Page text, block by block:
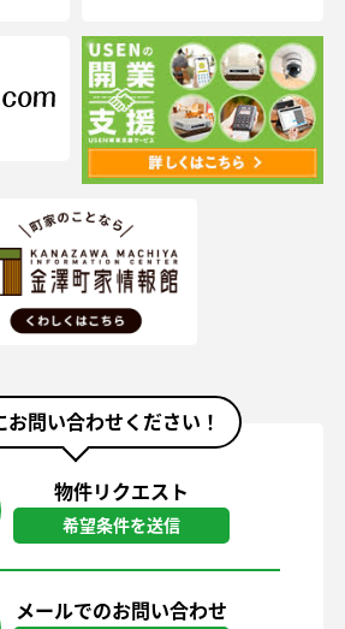
お問い合わせください！
物件リクエスト
希望条件を送信
メールでのお問い合わせ